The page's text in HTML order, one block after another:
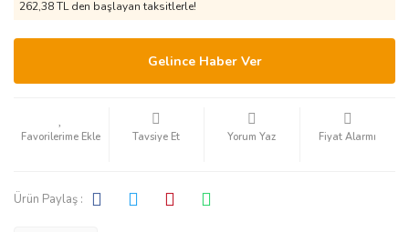
262,38 TL den başlayan taksitlerle!
Gelince Haber Ver
Tavsiye Et Yorum Yaz Fiyat Alarmı
Ürün Paylaş :